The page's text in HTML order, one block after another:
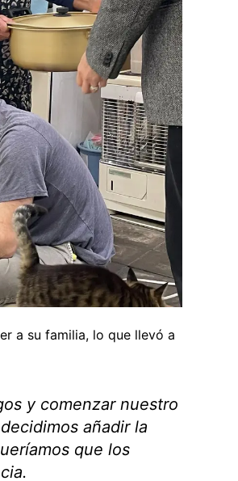
a su familia, lo que llevó a
y comenzar nuestro
añadir la
que los